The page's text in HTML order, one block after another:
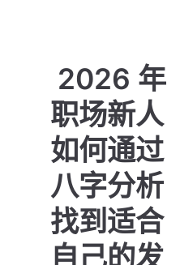
2026 年
职场新人
如何通过
八字分析
找到适合
自己的发